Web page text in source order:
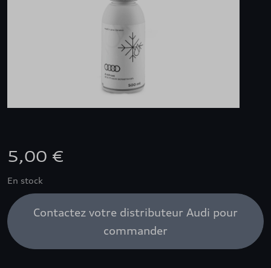
5,00 €
En stock
Contactez votre distributeur Audi pour
commander